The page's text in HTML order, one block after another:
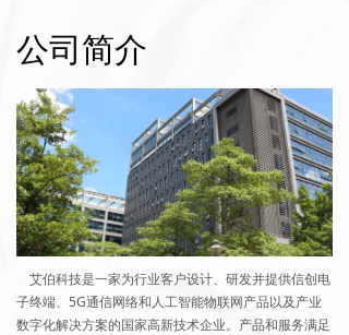
艾伯科技是一家为行业客户设计、研发并提供信创电
子终端、5G通信网络和人工智能物联网产品以及产业
数字化解决方案的国家高新技术企业。产品和服务满足
公司简介